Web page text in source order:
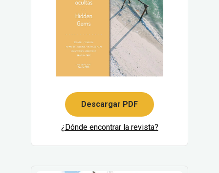
Descargar PDF
¿Dónde encontrar la revista?